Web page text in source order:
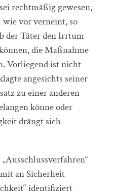
rechtmäßig gewesen,
wie vor verneint, so
der Täter den Irrtum
die Maßnahme
Vorliegend ist nicht
angesichts seiner
zu einer anderen
könne oder
drängt sich
an Sicherheit
identifiziert